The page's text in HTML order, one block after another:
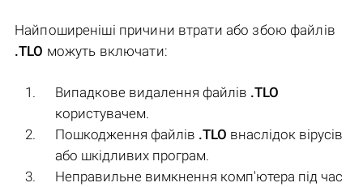
Найпоширеніші причини втрати або збою файлів
.TLO можуть включати:
Випадкове видалення файлів .TLO
користувачем.
Пошкодження файлів .TLO внаслідок вірусів
або шкідливих програм.
Неправильне вимкнення комп'ютера під час